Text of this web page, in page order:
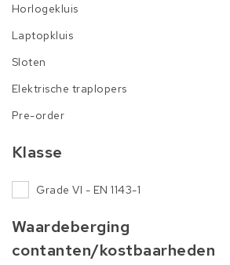
Horlogekluis
Laptopkluis
Sloten
Elektrische traplopers
Pre-order
Klasse
Grade VI - EN 1143-1
Waardeberging
contanten/kostbaarheden